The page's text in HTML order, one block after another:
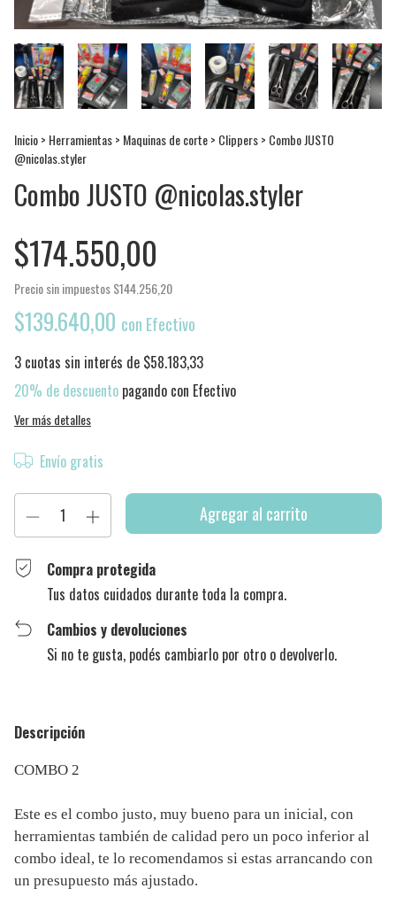
Inicio> Herramientas> Maquinas de corte> Clippers> Combo JUSTO
@nicolas.styler
Combo JUSTO @nicolas.styler
$174.550,00
Precio sin impuestos$144.256,20
$139.640,00 con Efectivo
3 cuotas sin interés de $58.183,33
20% de descuento pagando con Efectivo
Ver más detalles
Envío gratis
Compra protegida
Tus datos cuidados durante toda la compra.
Cambios y devoluciones
Si no te gusta, podés cambiarlo por otro o devolverlo.
Descripción
COMBO 2
Este es el combo justo, muy bueno para un inicial, con
herramientas también de calidad pero un poco inferior al
combo ideal, te lo recomendamos si estas arrancando con
un presupuesto más ajustado.